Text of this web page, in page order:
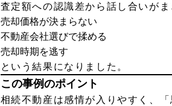
査定額への認識差から話し合いがま
売却価格が決まらない
不動産会社選びで揉める
売却時期を逃す
という結果になりました。
この事例のポイント
相続不動産は感情が入りやすく、